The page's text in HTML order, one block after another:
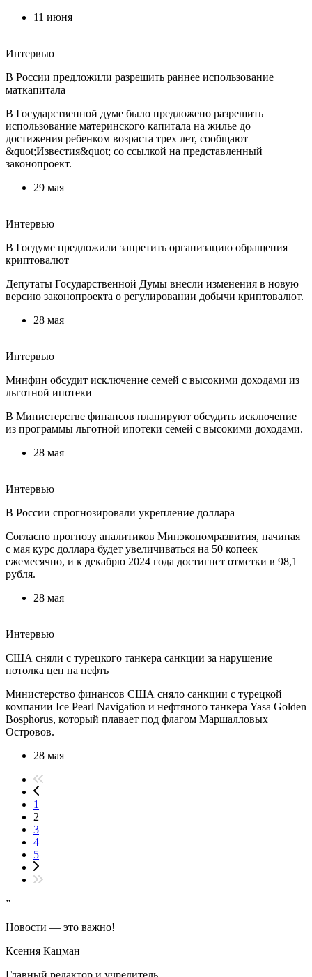
11 июня
Интервью
В России предложили разрешить раннее использование
маткапитала
В Государственной думе было предложено разрешить
использование материнского капитала на жилье до
достижения ребенком возраста трех лет, сообщают
&quot;Известия&quot; со ссылкой на представленный
законопроект.
29 мая
Интервью
В Госдуме предложили запретить организацию обращения
криптовалют
Депутаты Государственной Думы внесли изменения в новую
версию законопроекта о регулировании добычи криптовалют.
28 мая
Интервью
Минфин обсудит исключение семей с высокими доходами из
льготной ипотеки
В Министерстве финансов планируют обсудить исключение
из программы льготной ипотеки семей с высокими доходами.
28 мая
Интервью
В России спрогнозировали укрепление доллара
Согласно прогнозу аналитиков Минэкономразвития, начиная
с мая курс доллара будет увеличиваться на 50 копеек
ежемесячно, и к декабрю 2024 года достигнет отметки в 98,1
рубля.
28 мая
Интервью
США сняли с турецкого танкера санкции за нарушение
потолка цен на нефть
Министерство финансов США сняло санкции с турецкой
компании Ice Pearl Navigation и нефтяного танкера Yasa Golden
Bosphorus, который плавает под флагом Маршалловых
Островов.
28 мая
1
2
3
4
5
”
Новости — это важно!
Ксения Кацман
Главный редактор и учредитель